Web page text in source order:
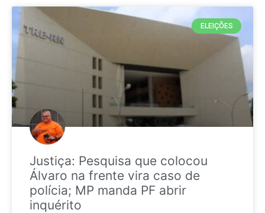
ELEIÇÕES
Justiça: Pesquisa que colocou
Álvaro na frente vira caso de
polícia; MP manda PF abrir
inquérito